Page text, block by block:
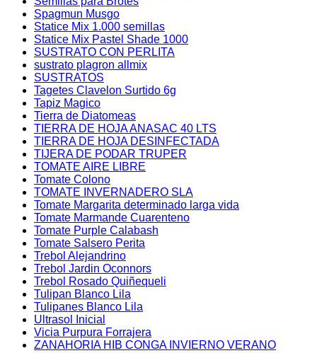
Spagmun Musgo
Statice Mix 1.000 semillas
Statice Mix Pastel Shade 1000
SUSTRATO CON PERLITA
sustrato plagron allmix
SUSTRATOS
Tagetes Clavelon Surtido 6g
Tapiz Magico
Tierra de Diatomeas
TIERRA DE HOJA ANASAC 40 LTS
TIERRA DE HOJA DESINFECTADA
TIJERA DE PODAR TRUPER
TOMATE AIRE LIBRE
Tomate Colono
TOMATE INVERNADERO SLA
Tomate Margarita determinado larga vida
Tomate Marmande Cuarenteno
Tomate Purple Calabash
Tomate Salsero Perita
Trebol Alejandrino
Trebol Jardin Oconnors
Trebol Rosado Quiñequeli
Tulipan Blanco Lila
Tulipanes Blanco Lila
Ultrasol Inicial
Vicia Purpura Forrajera
ZANAHORIA HIB CONGA INVIERNO VERANO